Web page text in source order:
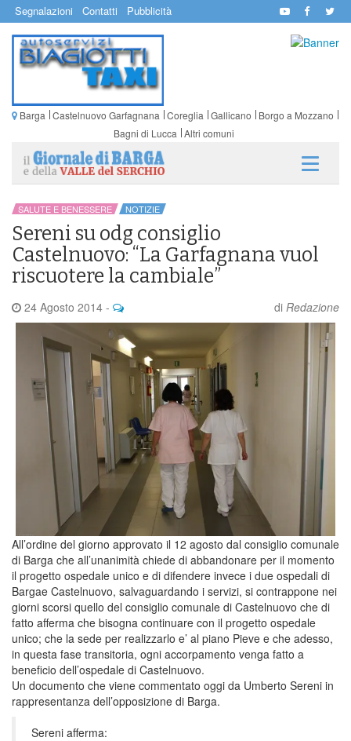
Segnalazioni Contatti Pubblicità
Barga Castelnuovo Garfagnana Coreglia Gallicano
Borgo a Mozzano
Bagni di Lucca Altri comuni
SALUTE E BENESSERE NOTIZIE
Sereni su odg consiglio
Castelnuovo: “La Garfagnana vuol
riscuotere la cambiale”
24 Agosto 2014 - di Redazione
All’ordine del giorno approvato il 12 agosto dal consiglio comunale
di Barga che all’unanimità chiede di abbandonare per il momento
il progetto ospedale unico e di difendere invece i due ospedali di
Bargae Castelnuovo, salvaguardando i servizi, si contrappone nei
giorni scorsi quello del consiglio comunale di Castelnuovo che di
fatto afferma che bisogna continuare con il progetto ospedale
unico; che la sede per realizzarlo e’ al piano Pieve e che adesso,
in questa fase transitoria, ogni accorpamento venga fatto a
beneficio dell’ospedale di Castelnuovo.
Un documento che viene commentato oggi da Umberto Sereni in
rappresentanza dell’opposizione di Barga.
Sereni afferma: